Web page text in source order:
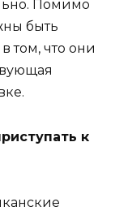
Помимо
быть
том, что они
к